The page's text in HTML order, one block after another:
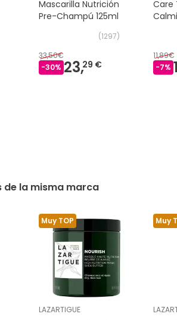
Mascarilla Nutrición
Pre-Champú 125ml
(1297)
33,50€
-30% 23,29 €
Care
11,89€
-7%
la misma marca
Muy TOP
LAZARTIGUE
Muy